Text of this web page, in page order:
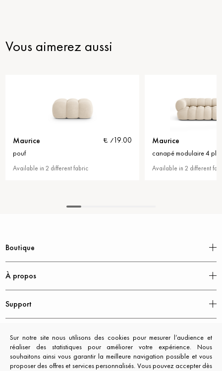
Vous aimerez aussi
€ 719.00
fabric
Maurice € 2909.00
canapé modulaire 4 places
Available in 2 different fabric
Boutique
À propos
Support
Sur notre site nous utilisons des cookies pour mesurer l’audience et
réaliser des statistiques pour améliorer votre expérience. Nous
souhaitons ainsi vous garantir la meilleure navigation possible et vous
proposer des offres et services personnalisés. Vous pouvez accepter dès